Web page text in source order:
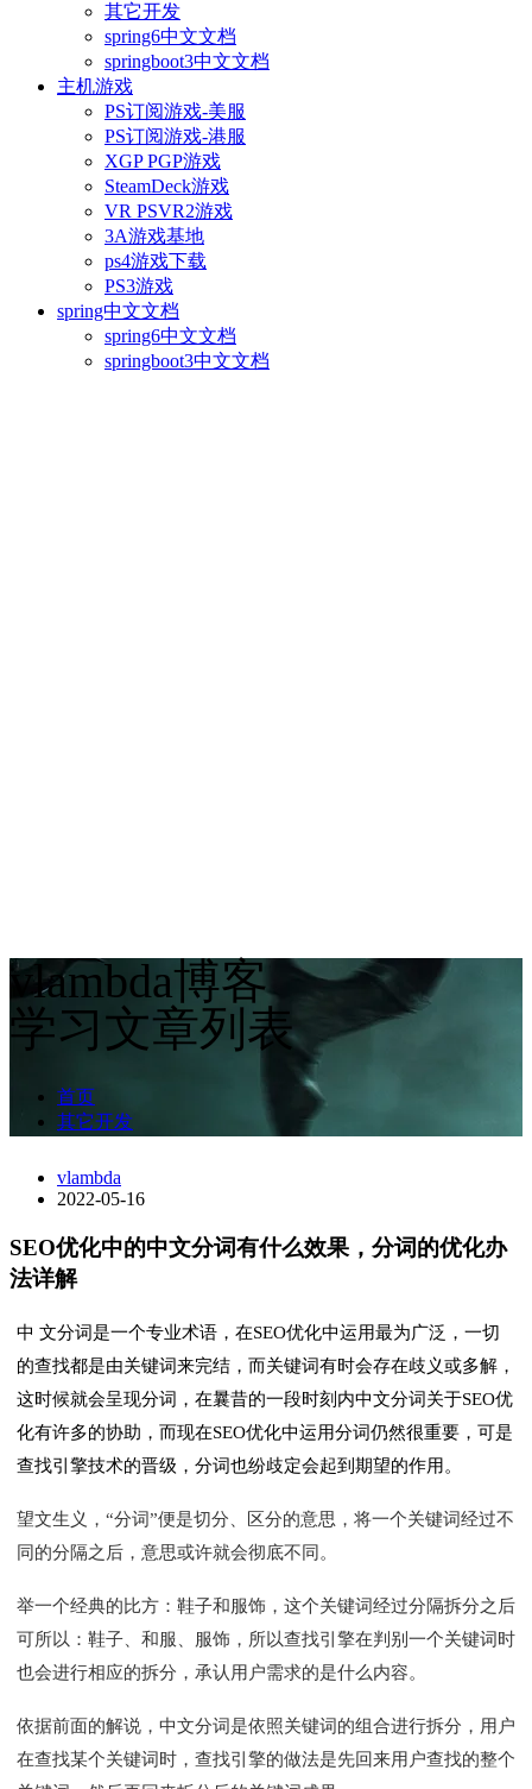
其它开发
spring6中文文档
springboot3中文文档
主机游戏
PS订阅游戏-美服
PS订阅游戏-港服
XGP PGP游戏
SteamDeck游戏
VR PSVR2游戏
3A游戏基地
ps4游戏下载
PS3游戏
spring中文文档
spring6中文文档
springboot3中文文档
vlambda博客
学习文章列表
首页
其它开发
vlambda
2022-05-16
SEO优化中的中文分词有什么效果，分词的优化办
法详解
中 文分词是一个专业术语，在SEO优化中运用最为广泛，一切
的查找都是由关键词来完结，而关键词有时会存在歧义或多解，
这时候就会呈现分词，在曩昔的一段时刻内中文分词关于SEO优
化有许多的协助，而现在SEO优化中运用分词仍然很重要，可是
查找引擎技术的晋级，分词也纷歧定会起到期望的作用。
望文生义，“分词”便是切分、区分的意思，将一个关键词经过不
同的分隔之后，意思或许就会彻底不同。
举一个经典的比方：鞋子和服饰，这个关键词经过分隔拆分之后
可所以：鞋子、和服、服饰，所以查找引擎在判别一个关键词时
也会进行相应的拆分，承认用户需求的是什么内容。
依据前面的解说，中文分词是依照关键词的组合进行拆分，用户
在查找某个关键词时，查找引擎的做法是先回来用户查找的整个